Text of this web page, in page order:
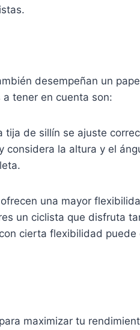
desempeñan un
tener en cuenta son:
tija de sillín se ajuste
considera la altura y el
una mayor
un ciclista que disfruta
cierta flexibilidad puede
maximizar tu